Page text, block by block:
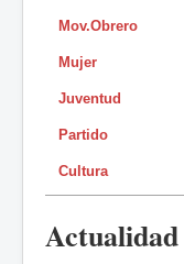
Mov.Obrero
Mujer
Juventud
Partido
Cultura
Actualidad